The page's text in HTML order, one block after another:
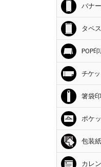
バナ
タペ
POP印
チケッ
箸袋
ポケ
包装
カレ